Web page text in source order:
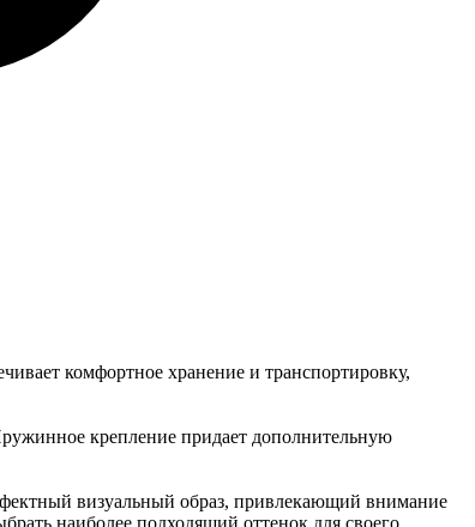
комфортное хранение и транспортировку,
крепление придает дополнительную
визуальный образ, привлекающий внимание
наиболее подходящий оттенок для своего